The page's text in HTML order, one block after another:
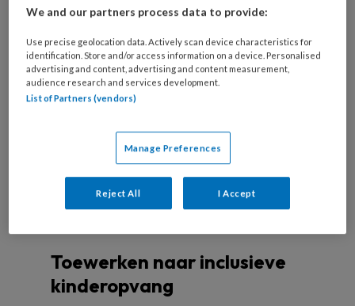
niet-duurzame, onhoudbare enorme potentiële
uiting komt, hangt af van de vraag of het kabinet
bij invoering van de nieuwe regelgeving voor
kinderopvang wel of geen maximum uurtarief
Over zorgenkinderen
Toewerken naar inclusieve
kinderopvang
We and our partners process data to provide:
Use precise geolocation data. Actively scan device characteristics for
identification. Store and/or access information on a device. Personalised
advertising and content, advertising and content measurement,
audience research and services development.
List of Partners (vendors)
Manage Preferences
Reject All I Accept